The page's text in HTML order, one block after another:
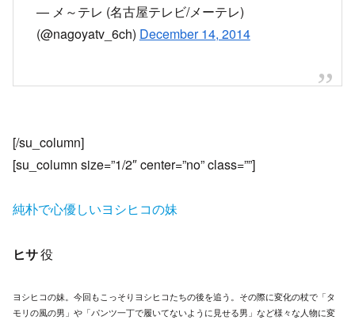
— メ～テレ (名古屋テレビ/メーテレ)
(@nagoyatv_6ch) December 14, 2014
[/su_column]
[su_column size=”1/2″ center=”no” class=””]
純朴で心優しいヨシヒコの妹
ヒサ役
ヨシヒコの妹。今回もこっそりヨシヒコたちの後を追う。その際に変化の杖で「タ
モリの風の男」や「パンツ一丁で履いてないように見せる男」など様々な人物に変